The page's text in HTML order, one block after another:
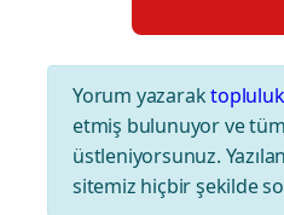
Yorum yazaraktopluluk
etmiş bulunuyor ve
üstleniyorsunuz.
sitemiz hiçbir şekilde